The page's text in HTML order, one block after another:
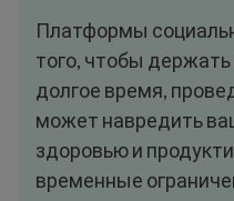
Платформы
того, чтобы
долгое время,
может навредить
здоровью и
временные